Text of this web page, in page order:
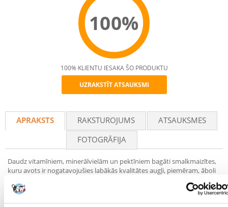
100%
Recommend
100% KLIENTU IESAKA ŠO PRODUKTU
UZRAKSTĪT ATSAUKSMI
APRAKSTS RAKSTUROJUMS
ATSAUKSMES
FOTOGRĀFIJA
Daudz vitamīniem, minerālvielām un pektīniem bagāti smalkmaizītes,
kuru avots ir nogatavojušies labākās kvalitātes augļi, piemēram, āboli
organismu ar karotinoīdiem un jodu, kā arī pektīnu, miecvielām un